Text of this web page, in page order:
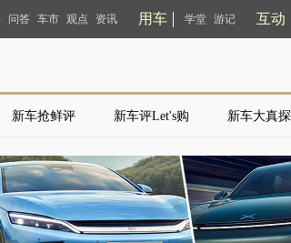
问答 车市 观点 资讯 用车 学堂 游记 互动
新车抢鲜评 新车评Let's购 新车大真探